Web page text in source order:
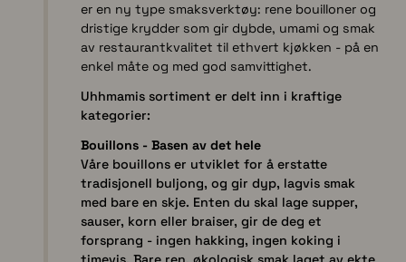
er en ny type smaksverktøy: rene bouilloner og
dristige krydder som gir dybde, umami og smak
av restaurantkvalitet til ethvert kjøkken - på en
enkel måte og med god samvittighet.
Uhhmamis sortiment er delt inn i kraftige
kategorier:
Bouillons - Basen av det hele
Våre bouillons er utviklet for å erstatte
tradisjonell buljong, og gir dyp, lagvis smak
med bare en skje. Enten du skal lage supper,
sauser, korn eller braiser, gir de deg et
forsprang - ingen hakking, ingen koking i